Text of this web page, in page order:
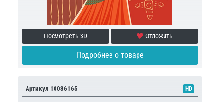
Посмотреть 3D Отложить
Подробнее о товаре
Артикул 10036165 HD